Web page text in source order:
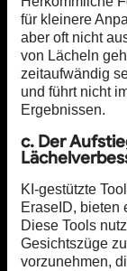
für kleinere
aber oft nicht
von Lächeln
zeitaufwändig
und führt nicht
Ergebnissen.
c. Der
KI-gestützte
EraseID, bieten
Diese Tools
Gesichtszüge
vorzunehmen,